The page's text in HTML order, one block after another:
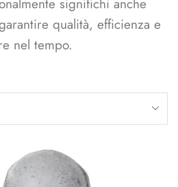
significhi anche
qualità, efficienza e
nel tempo.